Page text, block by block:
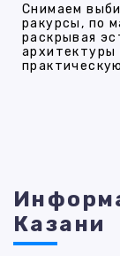
Снимаем
ракурсы, по
раскрывая
архитектуры
Казани